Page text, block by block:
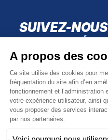
SUIVEZ-NOUS